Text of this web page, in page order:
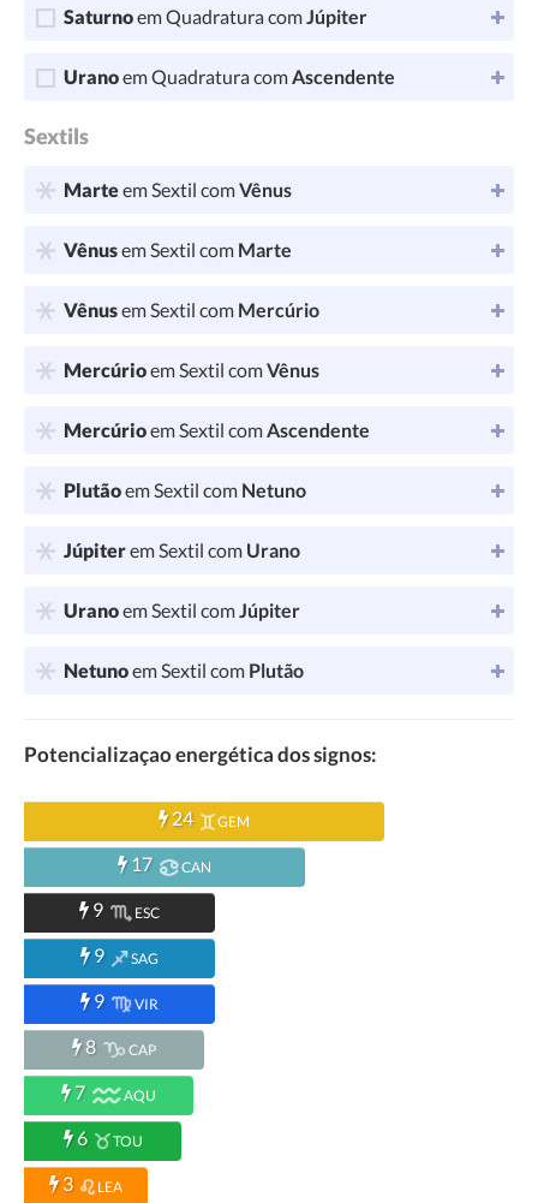
Saturnoem Quadratura comJúpiter
Uranoem Quadratura comAscendente
Sextils
Marteem Sextil comVênus
Vênusem Sextil com Marte
Vênusem Sextil com Mercúrio
Mercúrioem Sextil comVênus
Mercúrioem Sextil comAscendente
Plutãoem Sextil com Netuno
Júpiterem Sextil com Urano
Uranoem Sextil comJúpiter
Netunoem Sextil com Plutão
Potencializaçao energética dos signos:
24 GEM
17 CAN
9 ESC
9 SAG
9 VIR
8 CAP
7 AQU
6 TOU
3 LEA